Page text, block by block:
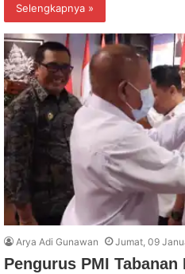
Selengkapnya »
Arya Adi Gunawan Jumat, 09
Pengurus PMI Tabanan